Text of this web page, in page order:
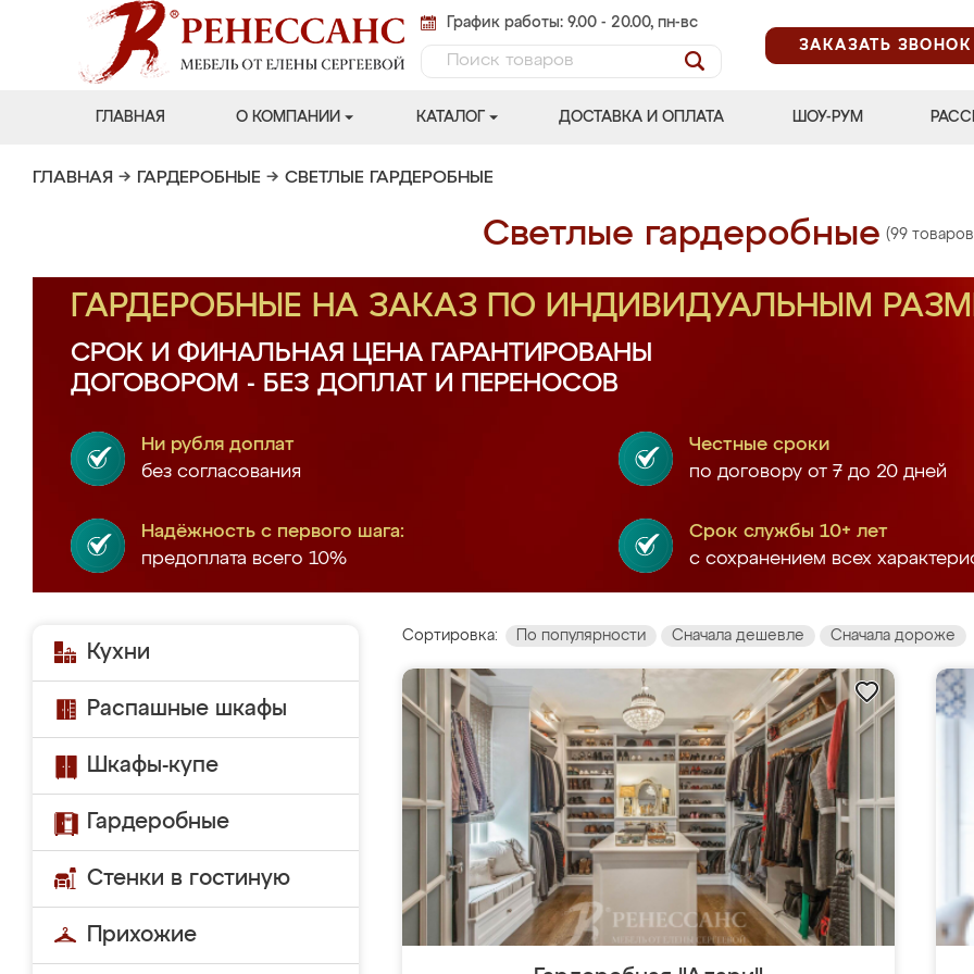
График работы: 9.00 - 20.00, пн-вс
ЗАКАЗАТЬ ЗВОНОК
ГЛАВНАЯ О КОМПАНИИ КАТАЛОГ ДОСТАВКА И ОПЛАТА ШОУ-РУМ
ГЛАВНАЯ → ГАРДЕРОБНЫЕ → СВЕТЛЫЕ ГАРДЕРОБНЫЕ
Светлые гардеробные (99
ГАРДЕРОБНЫЕ НА ЗАКАЗ ПО ИНДИВИДУАЛЬНЫМ
СРОК И ФИНАЛЬНАЯ ЦЕНА ГАРАНТИРОВАНЫ
ДОГОВОРОМ - БЕЗ ДОПЛАТ И ПЕРЕНОСОВ
Ни рубля доплат
без согласования
Честные сроки
по договору от 7 до 20 дней
Надёжность с первого шага:
предоплата всего 10%
Срок службы 10+ лет
с сохранением всех
Кухни
Распашные шкафы
Шкафы-купе
Гардеробные
Стенки в гостиную
Прихожие
Сортировка: По популярности Сначала дешевле Сначала дороже